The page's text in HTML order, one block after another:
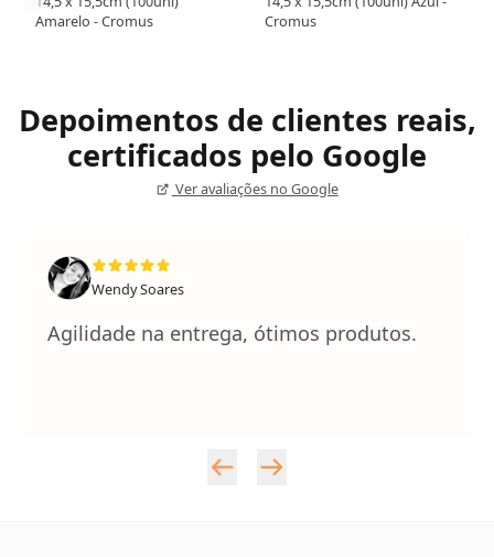
Amarelo - Cromus
Cromus
Depoimentos de clientes reais,
certificados pelo Google
Ver avaliações no Google
Wendy Soares
Agilidade na entrega, ótimos produtos.